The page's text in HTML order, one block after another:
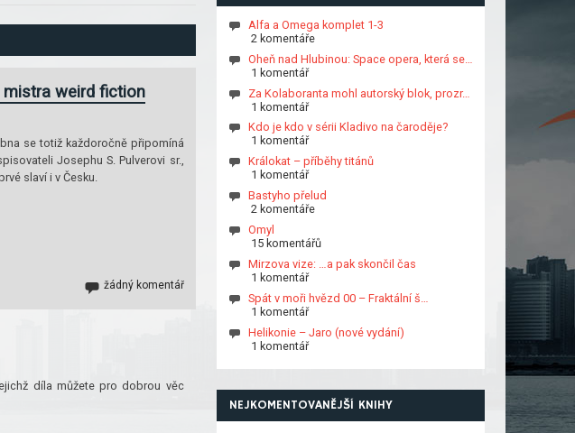
mistra weird fiction
se totiž každoročně připomíná
Josephu S. Pulverovi sr.,
slaví i v Česku.
žádný komentář
díla můžete pro dobrou věc
Alfa a Omega komplet 1-3
2 komentáře
Oheň nad Hlubinou: Space opera, která se…
1 komentář
Za Kolaboranta mohl autorský blok, prozr…
1 komentář
Kdo je kdo v sérii Kladivo na čaroděje?
1 komentář
Králokat – příběhy titánů
1 komentář
Bastyho přelud
2 komentáře
Omyl
15 komentářů
Mirzova vize: …a pak skončil čas
1 komentář
Spát v moři hvězd 00 – Fraktální š…
1 komentář
Helikonie – Jaro (nové vydání)
1 komentář
NEJKOMENTOVANĚJŠÍ KNIHY